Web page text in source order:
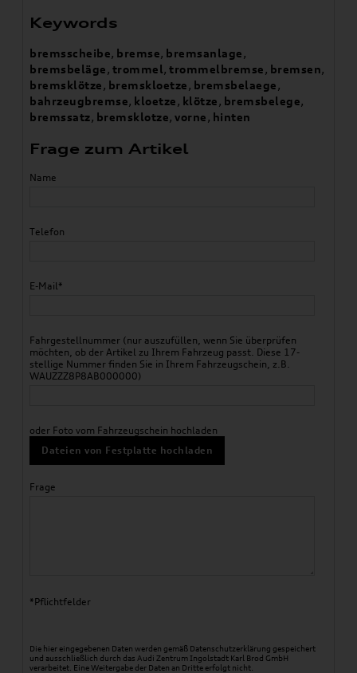
Keywords
bremsscheibe, bremse, bremsanlage,
bremsbeläge, trommel,trommelbremse, bremsen,
bremsklötze, bremskloetze, bremsbelaege,
bahrzeugbremse, kloetze, klötze, bremsbelege,
bremssatz, bremsklotze,vorne, hinten
Frage zum Artikel
Name
Telefon
E-Mail*
Fahrgestellnummer (nur auszufüllen, wenn Sie überprüfen
möchten, ob der Artikel zu Ihrem Fahrzeug passt. Diese 17-
stellige Nummer finden Sie in Ihrem Fahrzeugschein, z.B.
WAUZZZ8P8AB000000)
oder Foto vom Fahrzeugschein hochladen
Dateien von Festplatte hochladen
Frage
*Pflichtfelder
Die hier eingegebenen Daten werden gemäß Datenschutzerklärung gespeichert
und ausschließlich durch das Audi Zentrum Ingolstadt Karl Brod GmbH
verarbeitet. Eine Weitergabe der Daten an Dritte erfolgt nicht.